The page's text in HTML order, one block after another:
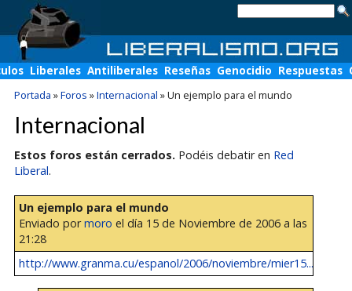
Liberales Antiliberales Reseñas Genocidio Respuestas
Portada »Foros »Internacional »Un ejemplo para el mundo
Internacional
Estos foros están cerrados. Podéis debatir en Red
Liberal.
Un ejemplo para el mundo
Enviado pormoro el día 15 de Noviembre de 2006 a las
21:28
http://www.granma.cu/espanol/2006/noviembre/mier15...